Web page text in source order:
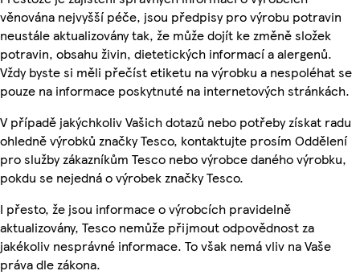
věnována nejvyšší péče, jsou předpisy pro výrobu potravin
neustále aktualizovány tak, že může dojít ke změně složek
potravin, obsahu živin, dietetických informací a alergenů.
Vždy byste si měli přečíst etiketu na výrobku a nespoléhat se
pouze na informace poskytnuté na internetových stránkách.
V případě jakýchkoliv Vašich dotazů nebo potřeby získat radu
ohledně výrobků značky Tesco, kontaktujte prosím Oddělení
pro služby zákazníkům Tesco nebo výrobce daného výrobku,
pokdu se nejedná o výrobek značky Tesco.
I přesto, že jsou informace o výrobcích pravidelně
aktualizovány, Tesco nemůže přijmout odpovědnost za
jakékoliv nesprávné informace. To však nemá vliv na Vaše
práva dle zákona.